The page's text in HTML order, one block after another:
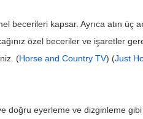
becerileri kapsar. Ayrıca atın üç
özel beceriler ve işaretler
(Horse and Country TV) (Just
doğru eyerleme ve dizginleme